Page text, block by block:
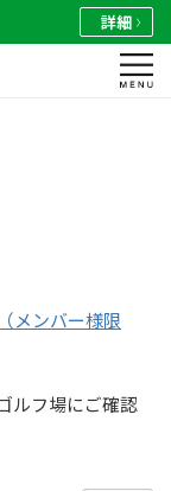
詳細
メンバー様限
ルフ場にご確認